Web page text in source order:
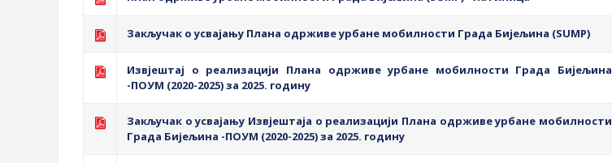
Закључак о усвајању Плана одрживе урбане мобилности Града Бијељина (SUMP)
Извјештај о реализацији Плана одрживе урбане мобилности Града Бијељина
-ПОУМ (2020-2025) за 2025. годину
Закључак о усвајању Извјештаја о реализацији Плана одрживе урбане мобилности
Града Бијељина -ПОУМ (2020-2025) за 2025. годину